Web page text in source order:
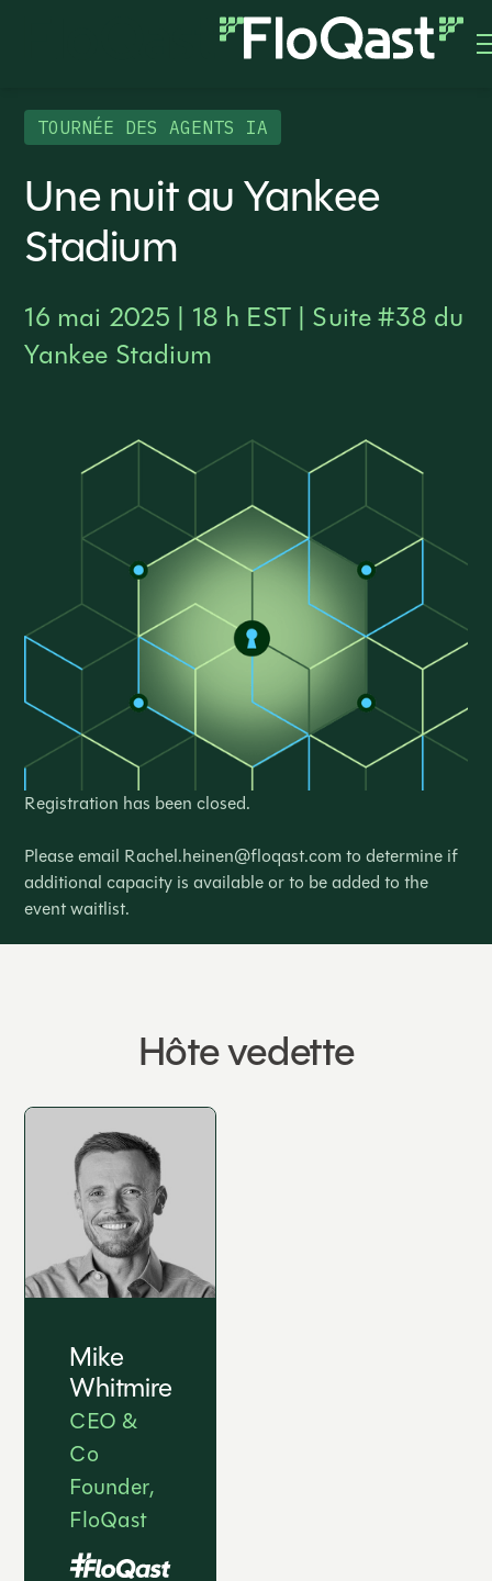
TOURNÉE DES AGENTS IA
Une nuit au Yankee
Stadium
16 mai 2025 | 18 h EST | Suite #38 du
Yankee Stadium
Registration has been closed.
Please email Rachel.heinen@floqast.comto determine if
additional capacity is available or to be added to the
event waitlist.
Hôte vedette
Mike
Whitmire
CEO &
Co
Founder,
FloQast